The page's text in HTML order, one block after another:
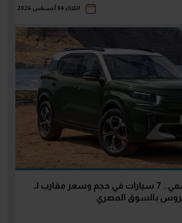
الثلاثاء 04 أغسطس 2026
بعد إطلاقها الرسمي.. 7 سيارات في حجم وسعر مقارب لـ